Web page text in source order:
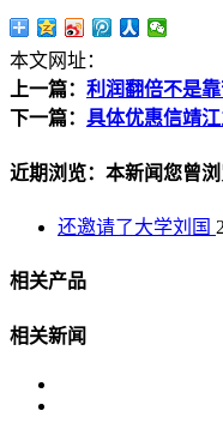
本文网址：
上一篇： 利润翻倍不是
下一篇： 具体优惠信靖
近期浏览：本新闻您曾浏
还邀请了大学刘国
相关产品
相关新闻